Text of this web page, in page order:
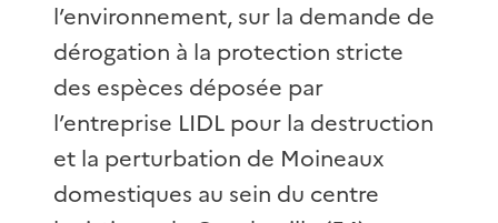
l’environnement, sur la demande de
dérogation à la protection stricte
des espèces déposée par
l’entreprise LIDL pour la destruction
et la perturbation de Moineaux
domestiques au sein du centre